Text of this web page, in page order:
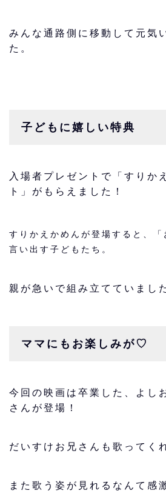
みんな通路側に移動して元気
た。
子どもに嬉しい特典
入場者プレゼントで
「すりか
ト」 がもらえました！
すりかえかめんが登場すると、「
言い出す子どもたち。
親が急いで組み立てていまし
ママにもお楽しみが♡
今回の映画は卒業した、よし
さんが登場！
だいすけお兄さんも歌ってく
また歌う姿が見れるなんて感